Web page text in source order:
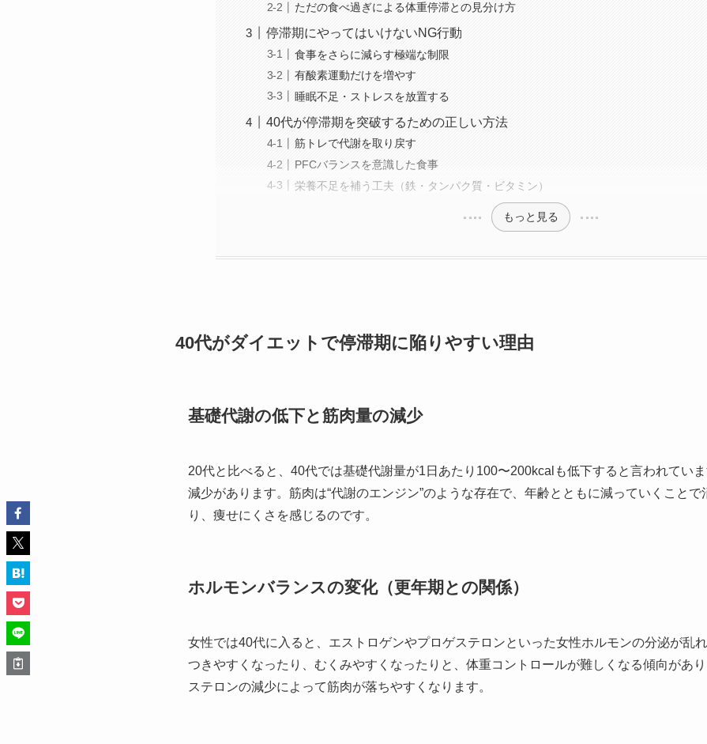
ただの食べ過ぎによる体重停滞との見分け方
停滞期にやってはいけないNG行動
食事をさらに減らす極端な制限
有酸素運動だけを増やす
睡眠不足・ストレスを放置する
40代が停滞期を突破するための正しい方法
筋トレで代謝を取り戻す
PFCバランスを意識した食事
栄養不足を補う工夫（鉄・タンパク質・ビタミン）
もっと見る
40代がダイエットで停滞期に陥りやすい理由
基礎代謝の低下と筋肉量の減少
20代と比べると、40代では基礎代謝量が1日あたり100〜200kcalも低下すると言われてい
減少があります。筋肉は“代謝のエンジン”のような存在で、年齢とともに減っていくこと
り、痩せにくさを感じるのです。
ホルモンバランスの変化（更年期との関係）
女性では40代に入ると、エストロゲンやプロゲステロンといった女性ホルモンの分泌が乱
つきやすくなったり、むくみやすくなったりと、体重コントロールが難しくなる傾向があ
ステロンの減少によって筋肉が落ちやすくなります。